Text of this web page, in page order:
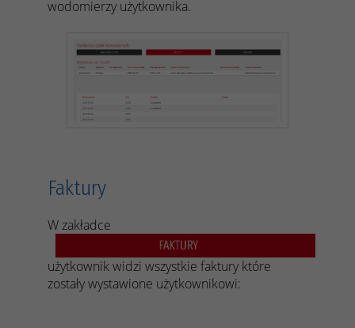
wodomierzy użytkownika.
Faktury
W zakładce
użytkownik widzi wszystkie faktury które
zostały wystawione użytkownikowi: